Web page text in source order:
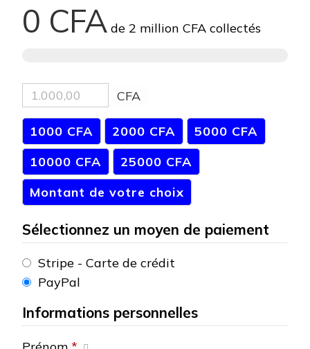
0 CFA de 2 million CFA collectés
CFA
1000 CFA 2000 CFA
5000 CFA
10000 CFA
25000 CFA
Montant de votre choix
Sélectionnez un moyen de paiement
Stripe - Carte de crédit
PayPal
Informations personnelles